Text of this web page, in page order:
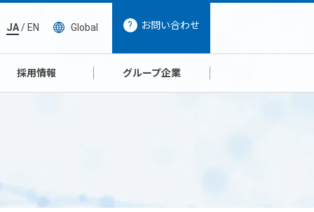
JA/ EN Global お問い合わせ
採用情報 グループ企業